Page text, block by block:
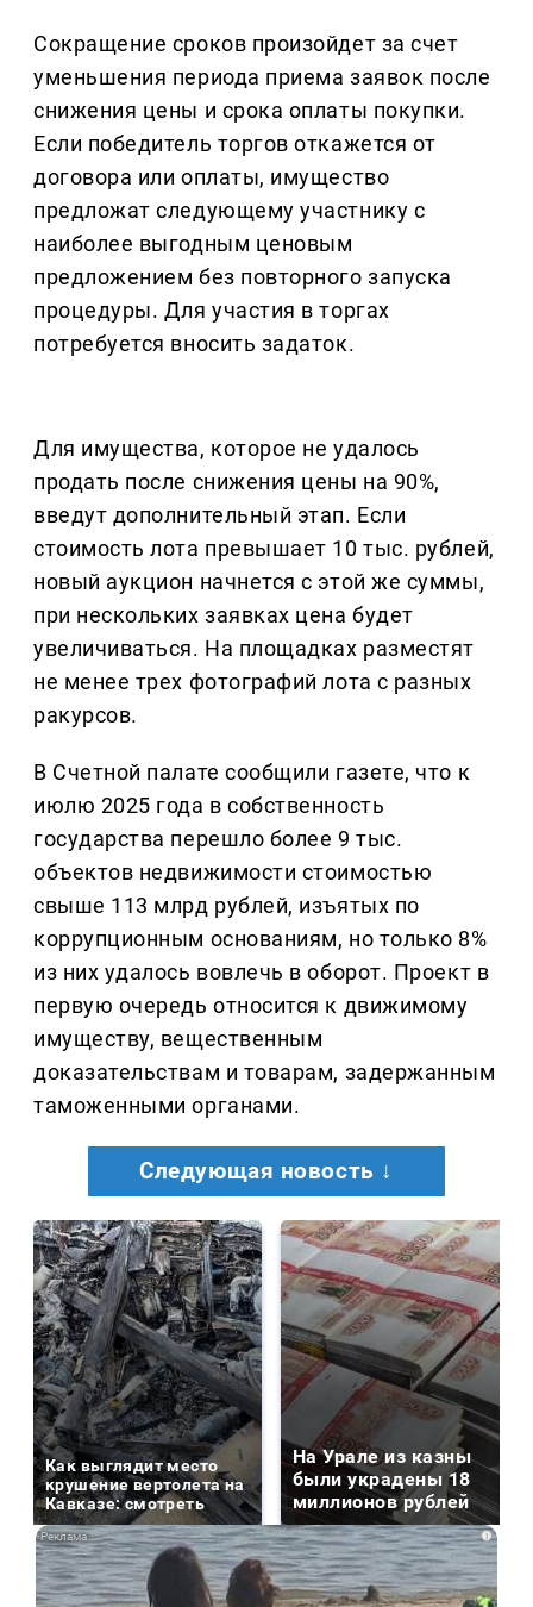
Сокращение сроков произойдет за счет
уменьшения периода приема заявок после
снижения цены и срока оплаты покупки.
Если победитель торгов откажется от
договора или оплаты, имущество
предложат следующему участнику с
наиболее выгодным ценовым
предложением без повторного запуска
процедуры. Для участия в торгах
потребуется вносить задаток.
Для имущества, которое не удалось
продать после снижения цены на 90%,
введут дополнительный этап. Если
стоимость лота превышает 10 тыс. рублей,
новый аукцион начнется с этой же суммы,
при нескольких заявках цена будет
увеличиваться. На площадках разместят
не менее трех фотографий лота с разных
ракурсов.
В Счетной палате сообщили газете, что к
июлю 2025 года в собственность
государства перешло более 9 тыс.
объектов недвижимости стоимостью
свыше 113 млрд рублей, изъятых по
коррупционным основаниям, но только 8%
из них удалось вовлечь в оборот. Проект в
первую очередь относится к движимому
имуществу, вещественным
доказательствам и товарам, задержанным
таможенными органами.
Следующая новость ↓
Как выглядит место
крушение вертолета на
Кавказе: смотреть
На Урале из казны
были украдены 18
миллионов рублей
i